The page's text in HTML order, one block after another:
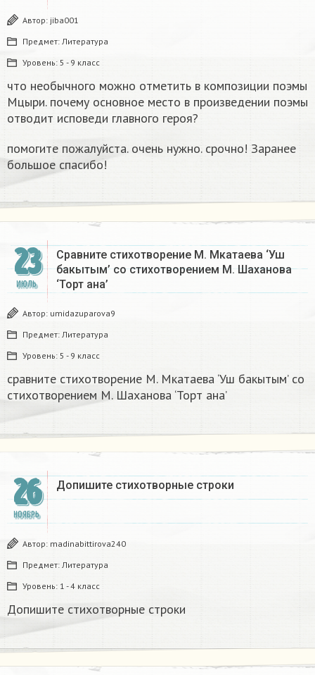
Автор: jiba001
Предмет: Литература
Уровень: 5 - 9 класс
что необычного можно отметить в композиции поэмы
Мцыри. почему основное место в произведении поэмы
отводит исповеди главного героя?
помогите пожалуйста. очень нужно. срочно! Заранее
большое спасибо!
23
ИЮЛЬ
Сравните стихотворение М. Мкатаева ‘Уш
бакытым’ со стихотворением М. Шаханова
‘Торт ана’ ​
Автор: umidazuparova9
Предмет: Литература
Уровень: 5 - 9 класс
сравните стихотворение М. Мкатаева ‘Уш бакытым’ со
стихотворением М. Шаханова ‘Торт ана’ ​
26
НОЯБРЬ
Допишите стихотворные строки
Автор: madinabittirova240
Предмет: Литература
Уровень: 1 - 4 класс
Допишите стихотворные строки